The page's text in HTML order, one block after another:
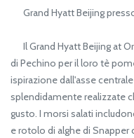
Grand Hyatt Beijing
Il Grand Hyatt Beijing at
di Pechino per il loro tè
ispirazione dall'asse
splendidamente realizzate
gusto. I morsi salati
e rotolo di alghe di